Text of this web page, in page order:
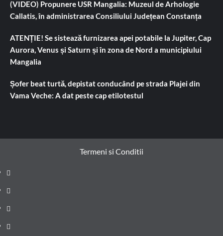
(VIDEO) Propunere USR Mangalia: Muzeul de Arhologie
Callatis, în administrarea Consiliului Județean Constanța
ATENȚIE! Se sistează furnizarea apei potabile la Jupiter, Cap
Aurora, Venus și Saturn și în zona de Nord a municipiului
Mangalia
Șofer beat turtă, depistat conducând pe strada Plajei din
Vama Veche: A dat peste cap etilotestul
Termeni si Conditii
Prima
pagină
Știri
de
ultima
Administrație
locală
Actualitate